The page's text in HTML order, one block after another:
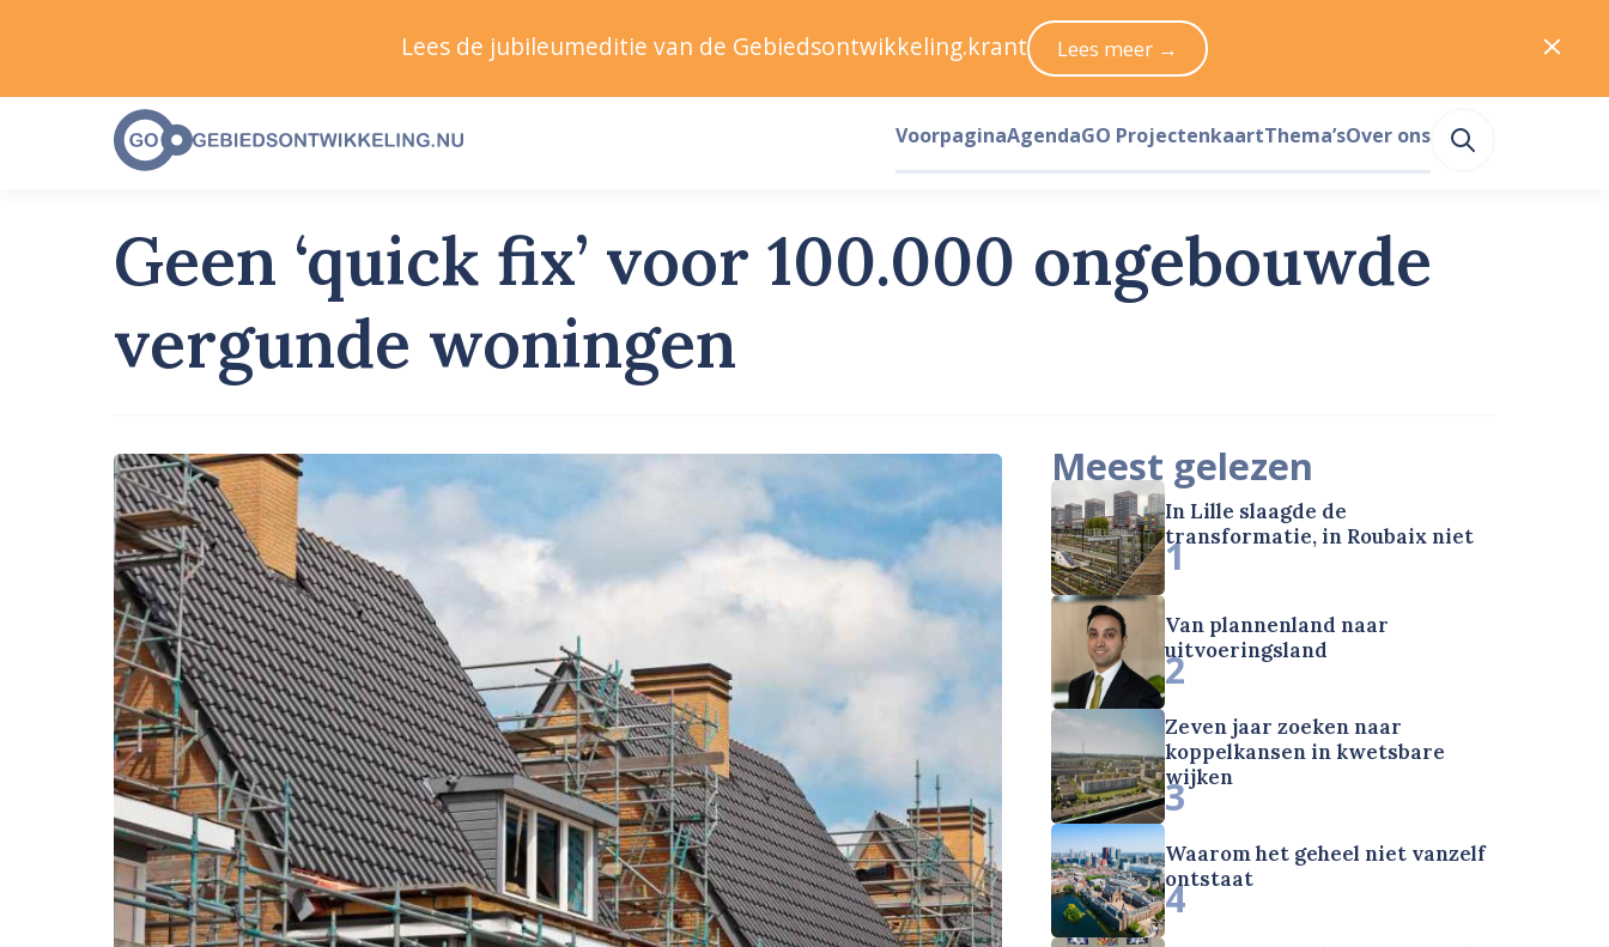
Geen ‘quick fix’ voor 100.000 ongebouwde
vergunde woningen
Meest gelezen
In Lille slaagde de
transformatie, in Roubaix niet
1
Van plannenland naar
uitvoeringsland
2
Zeven jaar zoeken naar
koppelkansen in kwetsbare
wijken
3
Waarom het geheel niet vanzelf
ontstaat
4
Lees de jubileumeditie van de Gebiedsontwikkeling.krant Lees meer →
VoorpaginaAgendaGO ProjectenkaartThema’sOver ons